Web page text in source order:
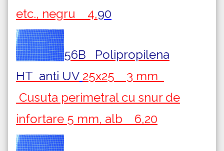
etc., negru 4,90
56B Polipropilena
HT anti UV 25x25 3 mm
Cusuta perimetral cu snur de
infortare 5 mm, alb 6,20